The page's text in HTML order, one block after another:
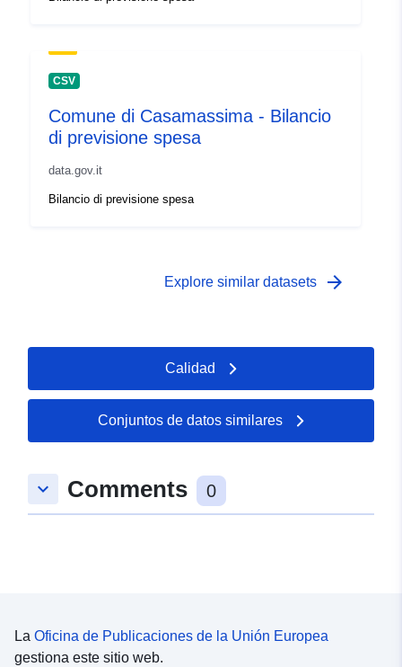
CSV
Comune di Casamassima - Bilancio
di previsione spesa
data.gov.it
Bilancio di previsione spesa
Explore similar datasets arrow_forward
Calidad
Conjuntos de datos similares
keyboard_arrow_down Comments 0
La Oficina de Publicaciones de la Unión Europea
gestiona este sitio web.